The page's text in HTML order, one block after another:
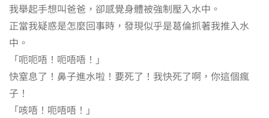
我舉起手想叫爸爸，卻感覺身體被強制壓入水中。
正當我疑惑是怎麼回事時，發現似乎是葛倫抓著我推入水
中。
「呃呃唔！呃唔唔！」
快窒息了！鼻子進水啦！要死了！我快死了啊，你這個瘋
子！
「咳唔！呃唔唔！」